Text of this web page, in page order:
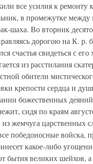
все усилия к ремонту
в промежутке между
шаха. Во вторник
дорогою на К.
счастья свидеться с
из расстилания
обители
крепости сердца и
божественных
сидя по краям
из жемчуга царственных
победоносные войска,
какое-либо
бытия великих шейхов,